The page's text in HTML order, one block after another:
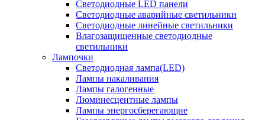
Светодиодные LED панели
Светодиодные аварийные светильники
Светодиодные линейные светильники
Влагозащищенные светодиодные
светильники
Лампочки
Светодиодная лампа(LED)
Лампы накаливания
Лампы галогенные
Люминесцентные лампы
Лампы энергосберегающие